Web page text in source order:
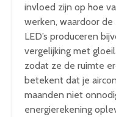
invloed zijn op hoe
werken, waardoor
LED’s produceren
vergelijking met
zodat ze de ruimte
betekent dat je
maanden niet
energierekening